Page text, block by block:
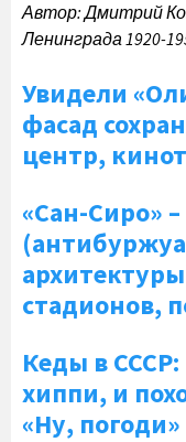
Автор: Дмитрий
Ленинграда 1920-
Увидели
фасад
центр,
«Сан-Сиро»
стадионов,
Кеды в СССР:
хиппи, и
«Ну, погоди»